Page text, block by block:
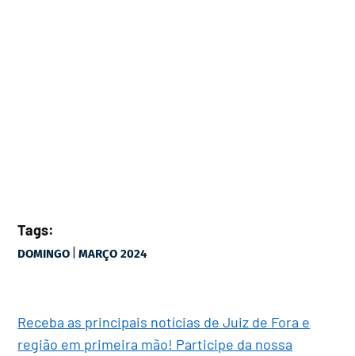
Tags:
DOMINGO |MARÇO 2024
Receba as principais notícias de Juiz de Fora e
região em primeira mão! Participe da nossa